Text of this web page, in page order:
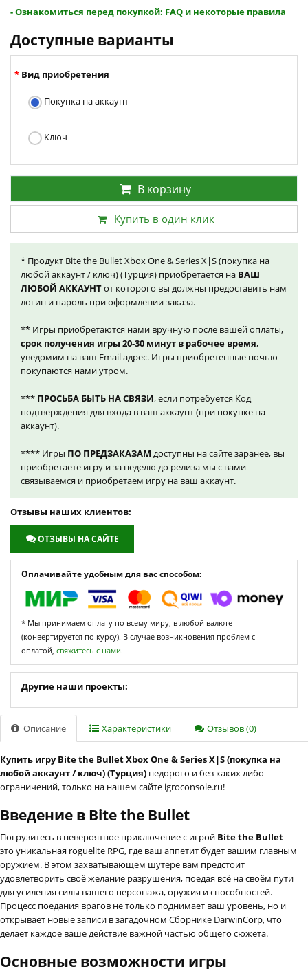
- Ознакомиться перед покупкой: FAQ и некоторые правила
Доступные варианты
Вид приобретения
Покупка на аккаунт
Ключ
В корзину
Купить в один клик
* Продукт Bite the Bullet Xbox One & Series X|S (покупка на
любой аккаунт / ключ) (Турция) приобретается на ВАШ
ЛЮБОЙ АККАУНТот которого вы должны предоставить нам
логин и пароль при оформлении заказа.
** Игры приобретаются нами вручную после вашей оплаты,
срок получения игры 20-30 минут в рабочее время,
уведомим на ваш Email адрес. Игры приобретенные ночью
покупаются нами утром.
*** ПРОСЬБА БЫТЬ НА СВЯЗИ, если потребуется Код
подтверждения для входа в ваш аккаунт (при покупке на
аккаунт).
**** Игры ПО ПРЕДЗАКАЗАМ доступны на сайте заранее, вы
приобретаете игру и за неделю до релиза мы с вами
связываемся и приобретаем игру на ваш аккаунт.
Отзывы наших клиентов:
ОТЗЫВЫ НА САЙТЕ
Оплачивайте удобным для вас способом:
* Мы принимаем оплату по всему миру, в любой валюте
(конвертируется по курсу). В случае возникновения проблем с
оплатой, свяжитесь с нами.
Другие наши проекты:
Описание Характеристики Отзывов (0)
Купить игру Bite the Bullet Xbox One & Series X|S (покупка на
любой аккаунт / ключ) (Турция) недорого и без каких либо
ограничений, только на нашем сайте igroconsole.ru!
Введение в Bite the Bullet
Погрузитесь в невероятное приключение с игрой Bite the Bullet—
это уникальная roguelite RPG, где ваш аппетит будет вашим главным
оружием. В этом захватывающем шутере вам предстоит
удовлетворить своё желание разрушения, поедая всё на своём пути
для усиления силы вашего персонажа, оружия и способностей.
Процесс поедания врагов не только поднимает ваш уровень, но и
открывает новые записи в загадочном Сборнике DarwinCorp, что
делает каждое ваше действие важной частью общего сюжета.
Основные возможности игры